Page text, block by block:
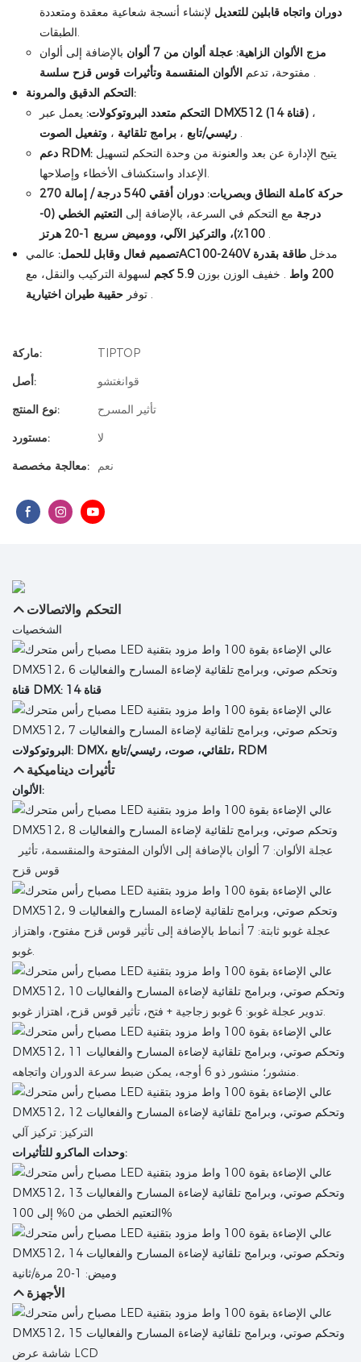
دوران واتجاه قابلين للتعديل لإنشاء أنسجة شعاعية معقدة ومتعددة
الطبقات.
مزج الألوان الزاهية: عجلة ألوان من 7 ألوان
بالإضافة إلى ألوان
مفتوحة، تدعمالألوان المنقسمة وتأثيرات قوس قزح سلسة
.
التحكم الدقيق والمرونة:
التحكم متعدد البروتوكولات:يعمل عبر DMX512 (14 قناة)،
رئيسي/تابع ،برامج تلقائية ،وتفعيل الصوت
.
دعم RDM:يتيح الإدارة عن بعد والعنونة من وحدة التحكم لتسهيل
الإعداد واستكشاف الأخطاء وإصلاحها.
حركة كاملة النطاق وبصريات:
دوران أفقي 540 درجة / إمالة 270
درجة مع التحكم في السرعة، بالإضافة إلى
التعتيم الخطي (0-
100٪)، والتركيز الآلي، ووميض سريع 1-20 هرتز.
تصميم فعال وقابل للحمل: عالمي AC100-240V مدخلطاقة بقدرة
200 واط
. خفيف الوزن بوزن5.9 كجم
لسهولة التركيب والنقل، مع
توفرحقيبة طيران اختيارية .
ماركة:
TIPTOP
أصل:
قوانغتشو
نوع المنتج:
تأثير المسرح
مستورد:
لا
معالجة مخصصة:
نعم
التحكم والاتصالات
الشخصيات
قناة DMX: 14 قناة
البروتوكولات: DMX، تلقائي، صوت، رئيسي/تابع، RDM
تأثيرات ديناميكية
الألوان:
قوس قزح
عجلة غوبو ثابتة: 7 أنماط بالإضافة إلى تأثير قوس قزح مفتوح، واهتزاز
غوبو.
تدوير عجلة غوبو: 6 غوبو زجاجية + فتح، تأثير قوس قزح، اهتزاز غوبو.
منشور؛ منشور ذو 6 أوجه، يمكن ضبط سرعة الدوران واتجاهه.
التركيز: تركيز آلي
وحدات الماكرو للتأثيرات:
التعتيم الخطي من 0% إلى 100%
وميض: 1-20 مرة/ثانية
الأجهزة
شاشة عرض LCD